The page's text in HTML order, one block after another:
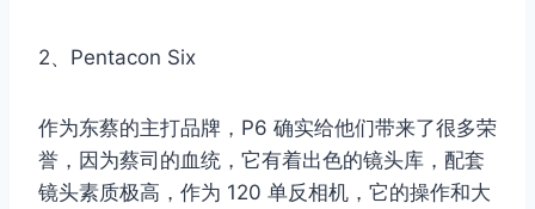
2、Pentacon Six
作为东蔡的主打品牌，P6 确实给他们带来了很多荣
誉，因为蔡司的血统，它有着出色的镜头库，配套
镜头素质极高，作为 120 单反相机，它的操作和大